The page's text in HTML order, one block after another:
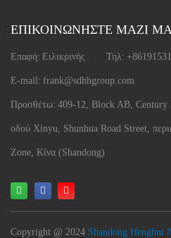
ΕΠΙΚΟΙΝΩΝΗΣΤΕ ΜΑΖΙ
Επαφή: Ειλικρινής Τηλ:
E-mail: frank@sdhhgroup.com
Προσθέτω: 409-12, Block AB, Century
οδού Xinyu, Shunhua Road Street,
Zone, Κίνα (Shandong)
Copyright @ 2024 Shandong Henghui